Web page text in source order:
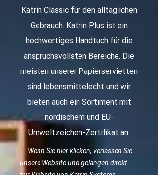
Katrin Classic für den alltäglichen
Gebrauch. Katrin Plus ist ein
hochwertiges Handtuch für die
anspruchsvollsten Bereiche. Die
meisten unserer Papierservietten
sind lebensmittelecht und wir
bieten auch ein Sortiment mit
nordischem und EU-
Umweltzeichen-Zertifikat an.
....Wenn Sie hier klicken, verlassen Sie
unsere Website und gelangen direkt